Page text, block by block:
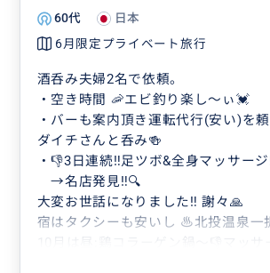
60代
日本
6月限定プライベート旅行
酒呑み夫婦2名で依頼。
・空き時間 🦐エビ釣り楽し〜ぃ💓
・バーも案内頂き運転代行(安い)を
ダイチさんと呑み🍻
・👎3日連続‼️足ツボ&全身マッサー
→名店発見‼️🔍
大変お世話になりました‼️ 謝々🙏
宿はタクシーも安いし ♨️北投温泉一
10月は昼:鶏コラーゲン鍋〜👎マッサ